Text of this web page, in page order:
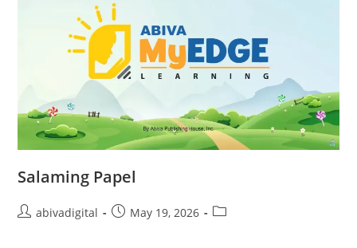
Salaming Papel
abivadigital May 19, 2026